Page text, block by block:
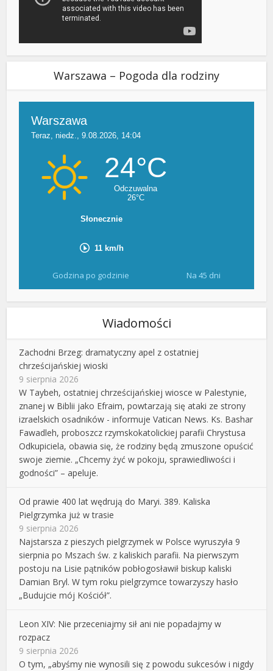
Warszawa – Pogoda dla rodziny
Godzina po godzinie Na 45 dni
Wiadomości
Zachodni Brzeg: dramatyczny apel z ostatniej
chrześcijańskiej wioski
9 sierpnia 2026
W Taybeh, ostatniej chrześcijańskiej wiosce w Palestynie,
znanej w Biblii jako Efraim, powtarzają się ataki ze strony
izraelskich osadników - informuje Vatican News. Ks. Bashar
Fawadleh, proboszcz rzymskokatolickiej parafii Chrystusa
Odkupiciela, obawia się, że rodziny będą zmuszone opuścić
swoje ziemie. „Chcemy żyć w pokoju, sprawiedliwości i
godności” – apeluje.
Od prawie 400 lat wędrują do Maryi. 389. Kaliska
Pielgrzymka już w trasie
9 sierpnia 2026
Najstarsza z pieszych pielgrzymek w Polsce wyruszyła 9
sierpnia po Mszach św. z kaliskich parafii. Na pierwszym
postoju na Lisie pątników pobłogosławił biskup kaliski
Damian Bryl. W tym roku pielgrzymce towarzyszy hasło
„Budujcie mój Kościół”.
Leon XIV: Nie przeceniajmy sił ani nie popadajmy w
rozpacz
9 sierpnia 2026
O tym, „abyśmy nie wynosili się z powodu sukcesów i nigdy